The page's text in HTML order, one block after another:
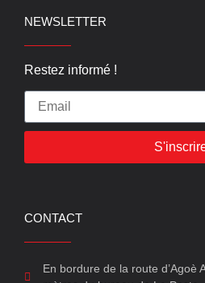
NEWSLETTER
Restez informé !
CONTACT
En bordure de la route d’Agoè